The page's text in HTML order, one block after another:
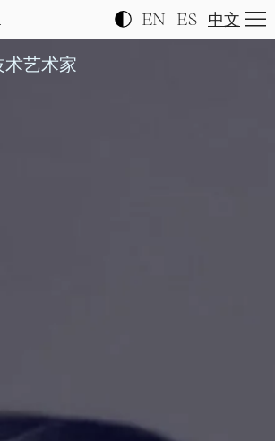
EN ES 中文
术艺术家